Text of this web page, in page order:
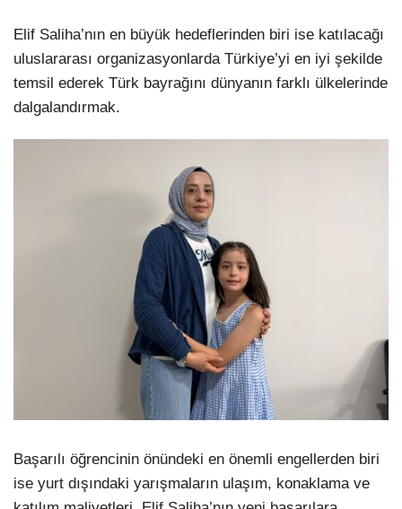
Elif Saliha’nın en büyük hedeflerinden biri ise katılacağı
uluslararası organizasyonlarda Türkiye’yi en iyi şekilde
temsil ederek Türk bayrağını dünyanın farklı ülkelerinde
dalgalandırmak.
Başarılı öğrencinin önündeki en önemli engellerden biri
ise yurt dışındaki yarışmaların ulaşım, konaklama ve